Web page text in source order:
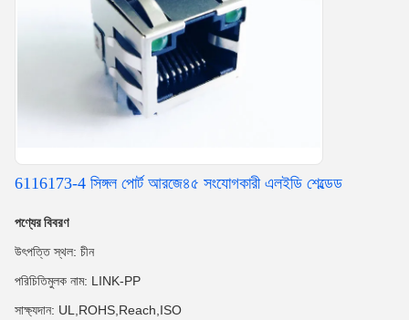
6116173-4 সিঙ্গল পোর্ট আরজে৪৫ সংযোগকারী এলইডি শেল্ডেড
পণ্যের বিবরণ
উৎপত্তি স্থল: চীন
পরিচিতিমুলক নাম: LINK-PP
সাক্ষ্যদান: UL,ROHS,Reach,ISO